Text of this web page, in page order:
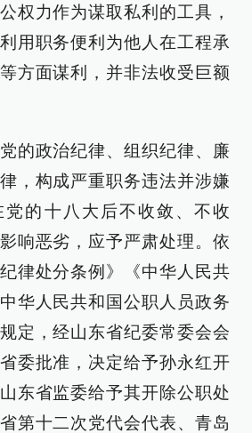
权力作为谋取私利的工具，
用职务便利为他人在工程承
方面谋利，并非法收受巨额
的政治纪律、组织纪律、廉
，构成严重职务违法并涉嫌
党的十八大后不收敛、不收
响恶劣，应予严肃处理。依
律处分条例》《中华人民共
华人民共和国公职人员政务
定，经山东省纪委常委会会
委批准，决定给予孙永红开
东省监委给予其开除公职处
第十二次党代会代表、青岛